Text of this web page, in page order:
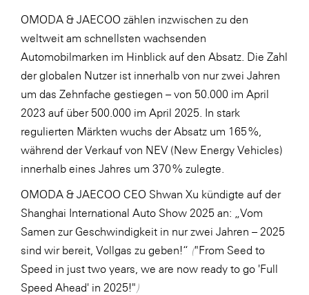
OMODA & JAECOO zählen inzwischen zu den
weltweit am schnellsten wachsenden
Automobilmarken im Hinblick auf den Absatz. Die Zahl
der globalen Nutzer ist innerhalb von nur zwei Jahren
um das Zehnfache gestiegen – von 50.000 im April
2023 auf über 500.000 im April 2025. In stark
regulierten Märkten wuchs der Absatz um 165 %,
während der Verkauf von NEV (New Energy Vehicles)
innerhalb eines Jahres um 370 % zulegte.
OMODA & JAECOO CEO Shwan Xu kündigte auf der
Shanghai International Auto Show 2025 an: „Vom
Samen zur Geschwindigkeit in nur zwei Jahren – 2025
sind wir bereit, Vollgas zu geben!“ ("From Seed to
Speed in just two years, we are now ready to go 'Full
Speed Ahead' in 2025!")